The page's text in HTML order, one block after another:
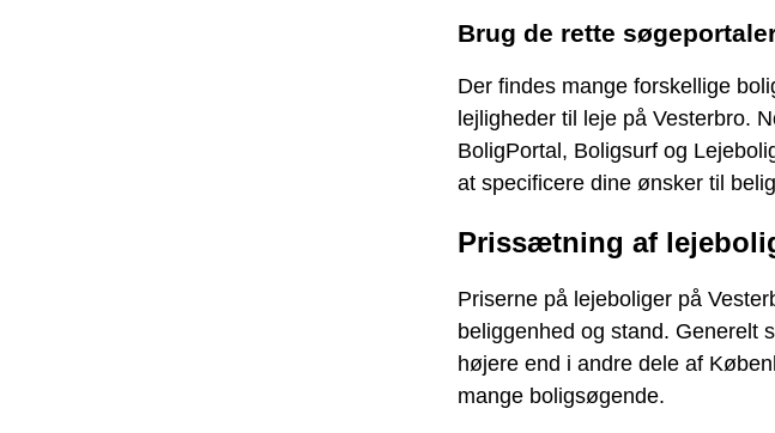
Brug de rette
Der findes mange forskellige
lejligheder til leje på Vesterbro.
BoligPortal, Boligsurf og
at specificere dine ønsker til
Prissætning af
Priserne på lejeboliger på
beliggenhed og stand. Generelt
højere end i andre dele af
mange boligsøgende.